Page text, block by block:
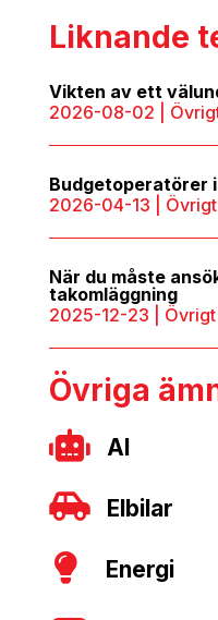
Liknande
Vikten av ett
2026-08-02
Budgetoperatörer
2026-04-13
Övrigt
När du måste
takomläggning
2025-12-23
Övrigt
Övriga
 AI
 Elbilar
 Energi